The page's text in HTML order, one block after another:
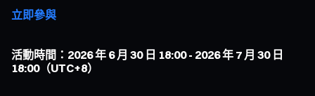
立即參與
活動時間：2026 年 6 月 30 日 18:00 - 2026 年 7 月 30 日
18:00（UTC+8）